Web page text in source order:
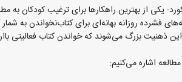
یکی از بهترین راهکارها برای ترغیب
فشرده روزانه بهانه‌ای برای کتاب‌نخواندن به
ذهنیت بزرگ می‌شوند که خواندن کتاب فعالیتی
اشاره می‌کنیم: